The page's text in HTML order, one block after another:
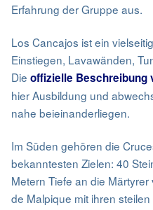
Erfahrung der Gruppe aus.
Los Cancajos ist ein
Einstiegen, Lavawänden,
Die offizielle Beschreibung
hier Ausbildung und
nahe beieinanderliegen.
Im Süden gehören die
bekanntesten Zielen: 40
Metern Tiefe an die
de Malpique mit ihren